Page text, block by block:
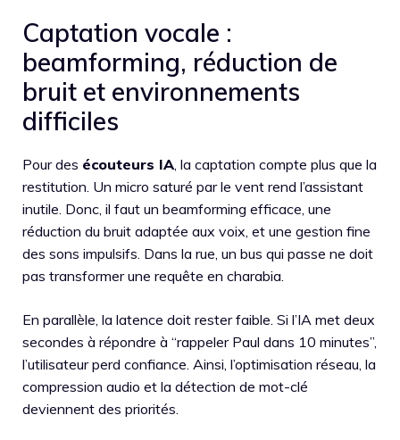
Captation vocale :
beamforming, réduction de
bruit et environnements
difficiles
Pour des écouteurs IA, la captation compte plus que la
restitution. Un micro saturé par le vent rend l’assistant
inutile. Donc, il faut un beamforming efficace, une
réduction du bruit adaptée aux voix, et une gestion fine
des sons impulsifs. Dans la rue, un bus qui passe ne doit
pas transformer une requête en charabia.
En parallèle, la latence doit rester faible. Si l’IA met deux
secondes à répondre à “rappeler Paul dans 10 minutes”,
l’utilisateur perd confiance. Ainsi, l’optimisation réseau, la
compression audio et la détection de mot-clé
deviennent des priorités.